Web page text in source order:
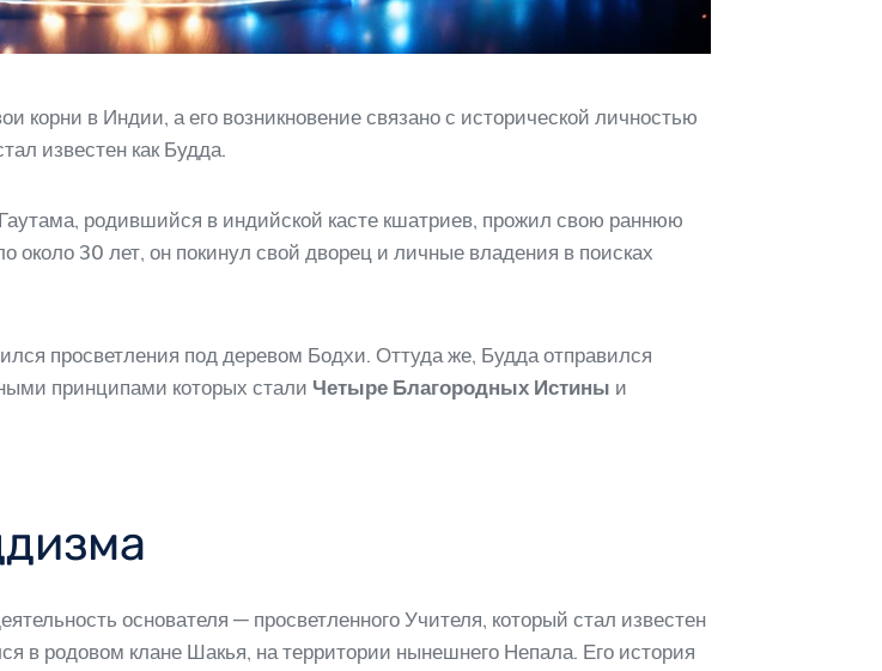
корни в Индии, а его возникновение связано с исторической личностью
известен как Будда.
родившийся в индийской касте кшатриев, прожил свою раннюю
около 30 лет, он покинул свой дворец и личные владения в поисках
просветления под деревом Бодхи. Оттуда же, Будда отправился
принципами которых стали Четыре Благородных Истины и
основателя — просветленного Учителя, который стал известен
в родовом клане Шакья, на территории нынешнего Непала. Его история